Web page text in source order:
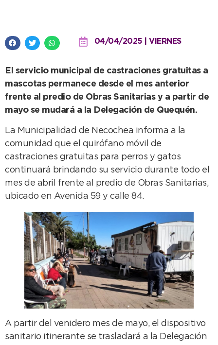
04/04/2025 | VIERNES
El servicio municipal de castraciones gratuitas a
mascotas permanece desde el mes anterior
frente al predio de Obras Sanitarias y a partir de
mayo se mudará a la Delegación de Quequén.
La Municipalidad de Necochea informa a la
comunidad que el quirófano móvil de
castraciones gratuitas para perros y gatos
continuará brindando su servicio durante todo el
mes de abril frente al predio de Obras Sanitarias,
ubicado en Avenida 59 y calle 84.
A partir del venidero mes de mayo, el dispositivo
sanitario itinerante se trasladará a la Delegación